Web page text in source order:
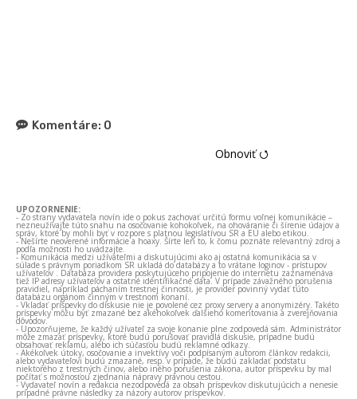
Komentáre: 0
Obnoviť ⭯
UPOZORNENIE:
- Zo strany vydavateľa novín ide o pokus zachovať určitú formu voľnej komunikácie –
nezneužívajte túto snahu na osočovanie kohokoľvek, na ohováranie či šírenie údajov a
správ, ktoré by mohli byť v rozpore s platnou legislatívou SR a EÚ alebo etikou.
- Nešírte neoverené informácie a hoaxy. Šírte len to, k čomu poznáte relevantný zdroj a
podľa možnosti ho uvádzajte.
- Komunikácia medzi užívateľmi a diskutujúcimi ako aj ostatná komunikácia sa v
súlade s právnym poriadkom SR ukladá do databázy a to vrátane loginov - prístupov
užívateľov . Databáza providera poskytujúceho pripojenie do internetu zaznamenáva
tiež IP adresy užívateľov a ostatné identifikačné dáta. V prípade závažného porušenia
pravidiel, napríklad páchaním trestnej činnosti, je provider povinný vydať túto
databázu orgánom činným v trestnom konaní.
- Vkladať príspevky do diskusie nie je povolené cez proxy servery a anonymizéry. Takéto
príspevky môžu byť zmazané bez akéhokoľvek ďalšieho komentovania a zverejňovania
dôvodov.
- Upozorňujeme, že každý užívateľ za svoje konanie plne zodpovedá sám. Administrátor
môže zmazať príspevky, ktoré budú porušovať pravidlá diskusie, prípadne budú
obsahovať reklamu, alebo ich súčasťou budú reklamné odkazy.
- Akékoľvek útoky, osočovanie a invektívy voči podpísaným autorom článkov redakcii,
alebo vydavateľovi budú zmazané, resp. v prípade, že budú zakladať podstatu
niektorého z trestných činov, alebo iného porušenia zákona, autor príspevku by mal
počítať s možnosťou zjednania nápravy právnou cestou.
- Vydavateľ novín a redakcia nezodpovedá za obsah príspevkov diskutujúcich a nenesie
prípadné právne následky za názory autorov príspevkov.